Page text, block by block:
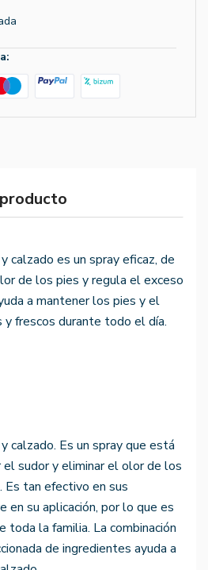
calzado es un spray eficaz, de
de los pies y regula el exceso
a mantener los pies y el
y frescos durante todo el día.
calzado. Es un spray que está
el sudor y eliminar el olor de los
tan efectivo en sus
en su aplicación, por lo que es
toda la familia. La combinación
de ingredientes ayuda a